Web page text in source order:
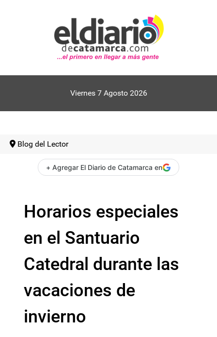
Viernes 7 Agosto 2026
Blog del Lector
+ Agregar El Diario de Catamarca en
Horarios especiales
en el Santuario
Catedral durante las
vacaciones de
invierno